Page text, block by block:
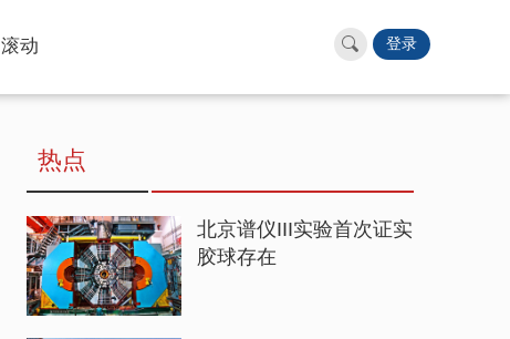
滚动 登录
热点
北京谱仪III实验首次证实
胶球存在